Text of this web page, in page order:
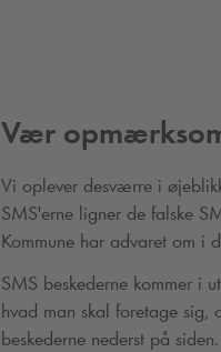
Vær
Vi oplever desværre i
SMS'erne ligner de falske
Kommune har advaret om i
SMS beskederne kommer i
hvad man skal foretage sig,
beskederne nederst på siden.